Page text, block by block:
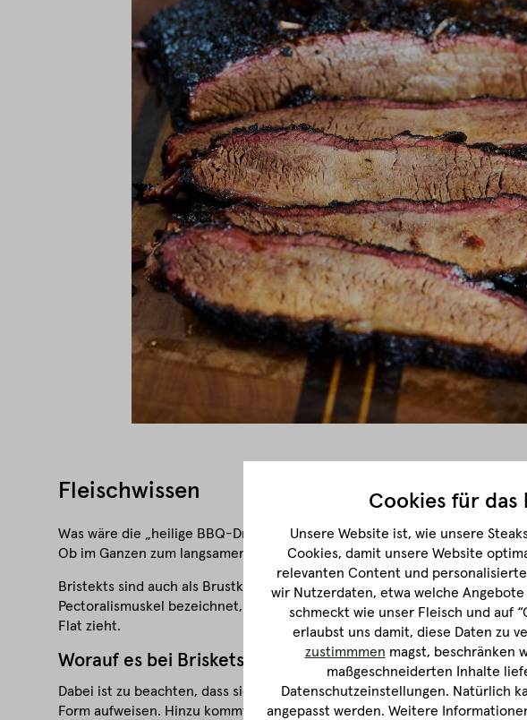
Fleischwissen
Was wäre die „heilige BBQ-Dreifaltigkeit“ ohne ein Full Packer Brisket?
Ob im Ganzen zum langsamen Smoken oder für herrliches Pastrami -
Bristekts sind auch als Brustkern bekannt und befinden sich an der
Pectoralismuskel bezeichnet, als Point der kleinere Pektoralismuskel.
Flat zieht.
Worauf es bei Briskets wirklich ankommt?
Dabei ist zu beachten, dass sich nicht jede Rinderbrust automatisch als
Form aufweisen. Hinzu kommt, dass sie gereift und fachgerecht zugeputzt
Cookies für das
Unsere Website ist, wie unsere
Cookies, damit unsere Website
relevanten Content und
wir Nutzerdaten, etwa welche
schmeckt wie unser Fleisch und auf
erlaubst uns damit, diese Daten zu
zustimmmen magst, beschränken
maßgeschneiderten Inhalte
Datenschutzeinstellungen. Natürlich
angepasst werden. Weitere